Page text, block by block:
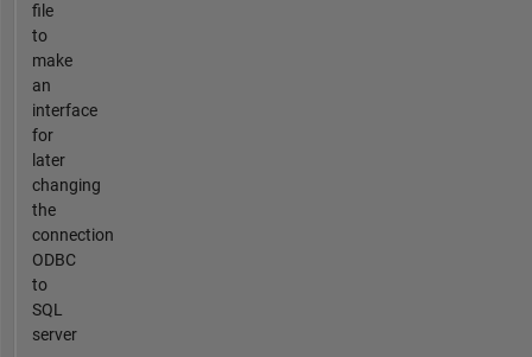
file
to
make
an
interface
for
later
changing
the
connection
ODBC
to
SQL
server